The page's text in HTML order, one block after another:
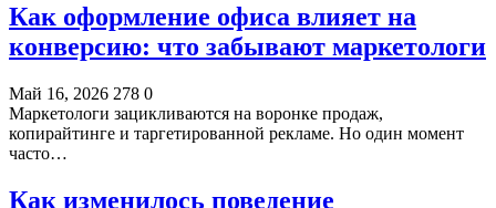
Как оформление офиса влияет на
конверсию: что забывают маркетологи
Май 16, 2026 278 0
Маркетологи зацикливаются на воронке продаж,
копирайтинге и таргетированной рекламе. Но один момент
часто…
Как изменилось поведение